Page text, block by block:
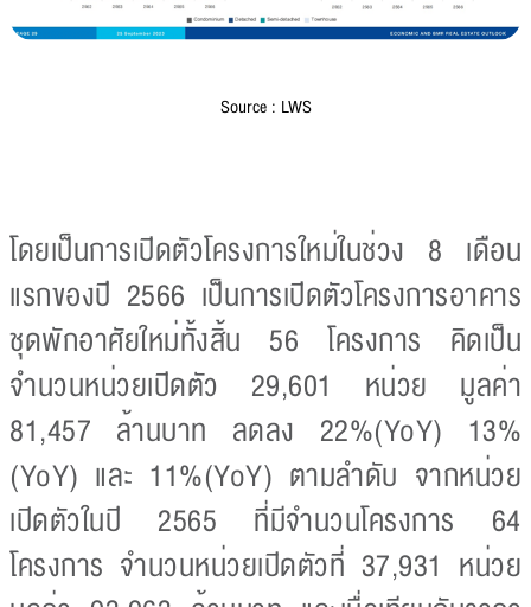
Source : LWS
โดยเป็นการเปิดตัวโครงการใหม่ในช่วง 8 เดือน
แรกของปี 2566 เป็นการเปิดตัวโครงการอาคาร
ชุดพักอาศัยใหม่ทั้งสิ้น 56 โครงการ คิดเป็น
จำนวนหน่วยเปิดตัว 29,601 หน่วย มูลค่า
81,457 ล้านบาท ลดลง 22%(YoY) 13%
(YoY) และ 11%(YoY) ตามลำดับ จากหน่วย
เปิดตัวในปี 2565 ที่มีจำนวนโครงการ 64
โครงการ จำนวนหน่วยเปิดตัวที่ 37,931 หน่วย